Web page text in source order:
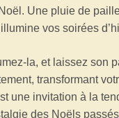
Une pluie de
vos soirées
la, et laissez son
transformant
une invitation à la
des Noëls